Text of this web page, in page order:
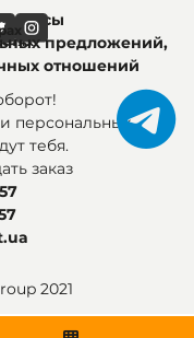
предложений,
отношений
персональных
тебя.
заказ
2021